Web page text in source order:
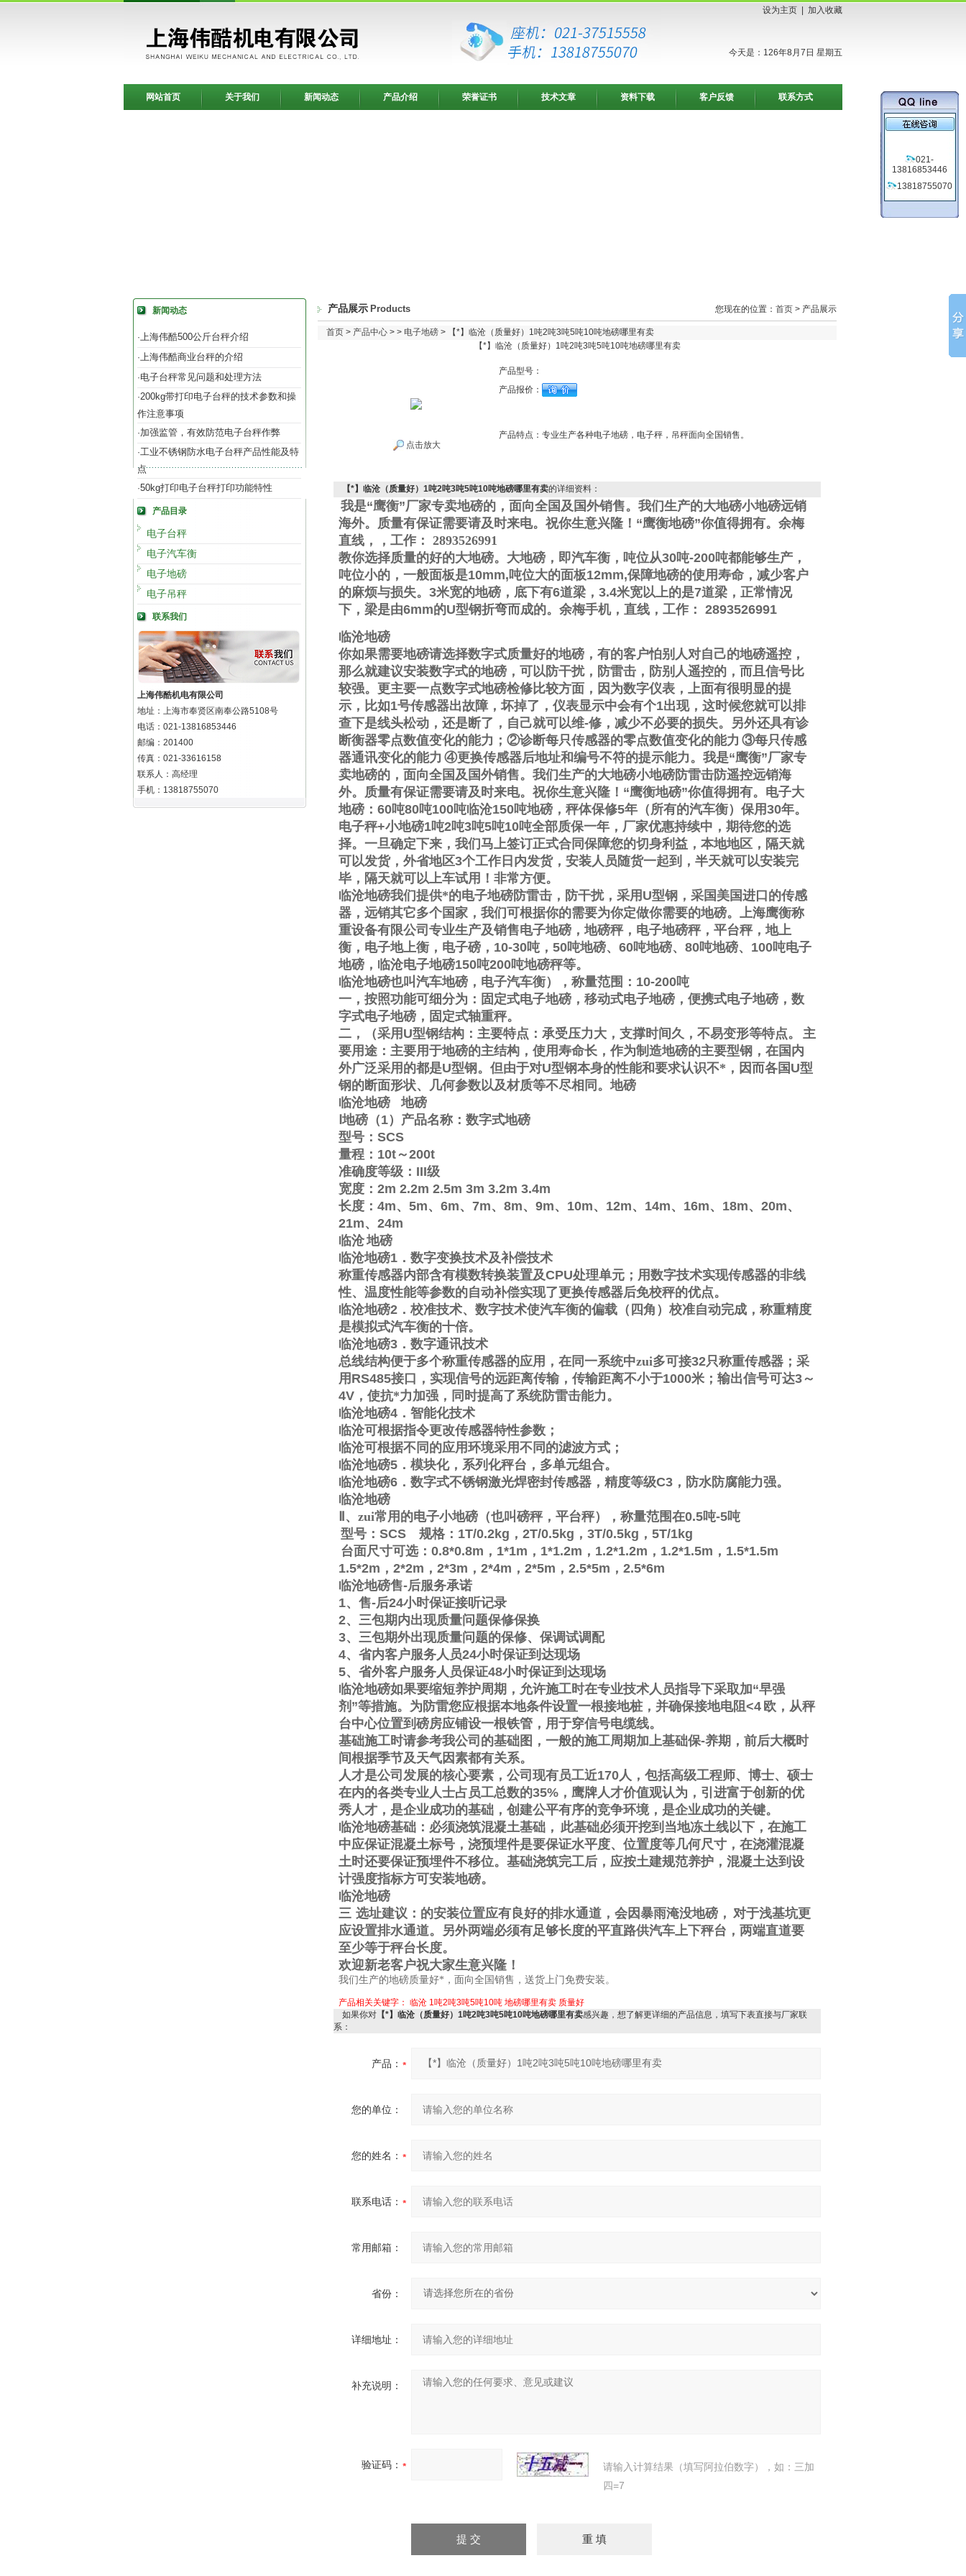
设为主页 加入收藏
今天是：126年8月7日 星期五
网站首页 关于我们 新闻动态 产品介绍 荣誉证书 技术文章 资料下载 客户反馈 联系方式
新闻动态
·上海伟酷500公斤台秤介绍
·上海伟酷商业台秤的介绍
·电子台秤常见问题和处理方法
·200kg带打印电子台秤的技术参数和操
作注意事项
·加强监管，有效防范电子台秤作弊
·工业不锈钢防水电子台秤产品性能及特
点
·50kg打印电子台秤打印功能特性
产品目录
电子台秤
电子汽车衡
电子地磅
电子吊秤
联系我们
上海伟酷机电有限公司
地址：上海市奉贤区南奉公路5108号
电话：021-13816853446
邮编：201400
传真：021-33616158
联系人：高经理
手机：13818755070
产品展示 Products 您现在的位置： 首页 > 产品展示
首页 > 产品中心 > > 电子地磅 > 【*】临沧（质量好）1吨2吨3吨5吨10吨地磅哪里有卖
【*】临沧（质量好）1吨2吨3吨5吨10吨地磅哪里有卖
点击放大
产品型号：
产品报价：
产品特点： 专业生产各种电子地磅，电子秤，吊秤面向全国销售。
【*】临沧（质量好）1吨2吨3吨5吨10吨地磅哪里有卖的详细资料：
我是“鹰衡”厂家专卖地磅的，面向全国及国外销售。我们生产的大地磅小地磅远销
海外。质量有保证需要请及时来电。祝你生意兴隆！“鹰衡地磅”你值得拥有。 余梅
直线 ， ，工作 ： 2893526991
教你选择质量的好的大地磅。大地磅，即汽车衡，吨位从30吨-200吨都能够生产，
吨位小的，一般面板是10mm,吨位大的面板12mm,保障地磅的使用寿命，减少客户
的麻烦与损失。 3米宽的地磅，底下有6道梁， 3.4米宽以上的是7道梁，正常情况
下，梁是由6mm的U型钢折弯而成的。 余梅手机，直线 ，工作 ： 2893526991
临沧地磅
你如果需要地磅请选择数字式质量好的地磅，有的客户怕别人对自己的地磅遥控，
那么就建议安装数字式的地磅，可以防干扰，防雷击，防别人遥控的，而且信号比
较强。更主要一点数字式地磅检修比较方面，因为数字仪表，上面有很明显的提
示，比如1号传感器出故障，坏掉了，仪表显示中会有个1出现，这时候您就可以排
查下是线头松动，还是断了，自己就可以维-修，减少不必要的损失。另外还具有诊
断衡器零点数值变化的能力； ②诊断每只传感器的零点数值变化的能力 ③每只传感
器通讯变化的能力 ④更换传感器后地址和编号不符的提示能力。我是“鹰衡”厂家专
卖地磅的，面向全国及国外销售。我们生产的大地磅小地磅防雷击防遥控远销海
外。质量有保证需要请及时来电。祝你生意兴隆！ “鹰衡地磅”你值得拥有。电子大
地磅： 60吨80吨100吨临沧150吨地磅，秤体保修5年（所有的汽车衡）保用30年。
电子秤+小地磅1吨2吨3吨5吨10吨全部质保一年，厂家优惠持续中，期待您的选
择。一旦确定下来，我们马上签订正式合同保障您的切身利益，本地地区，隔天就
可以发货，外省地区3个工作日内发货，安装人员随货一起到，半天就可以安装完
毕，隔天就可以上车试用！非常方便。
临沧地磅我们提供*的电子地磅防雷击，防干扰，采用 U型钢，采国美国进口的传感
器，远销其它多个国家，我们可根据你的需要为你定做你需要的地磅。上海鹰衡称
重设备有限公司专业生产及销售电子地磅，地磅秤，电子地磅秤，平台秤，地上
衡，电子地上衡，电子磅， 10-30吨， 50吨地磅、 60吨地磅、 80吨地磅、 100吨电子
地磅，临沧电子地磅150吨200吨地磅秤等。
临沧地磅也叫汽车地磅，电子汽车衡），称量范围： 10-200吨
一，按照功能可细分为：固定式电子地磅，移动式电子地磅，便携式电子地磅，数
字式电子地磅，固定式轴重秤。
二，（采用 U型钢结构：主要特点：承受压力大，支撑时间久，不易变形等特点。
主
要用途：主要用于地磅的主结构，使用寿命长，作为制造地磅的主要型钢，在国内
外广泛采用的都是U型钢。但由于对U型钢本身的性能和要求认识不*，因而各国 U型
钢的断面形状、几何参数以及材质等不尽相同。地磅
临沧地磅
地磅
地磅（1）产品名称：数字式地磅
型号： SCS
量程： 10t～200t
准确度等级： III级
宽度： 2m 2.2m 2.5m 3m 3.2m 3.4m
长度： 4m、 5m、 6m、 7m、 8m、 9m、 10m、 12m、 14m、 16m、 18m、 20m、
21m、 24m
临沧地磅
临沧地磅1 ．数字变换技术及补偿技术
称重传感器内部含有模数转换装置及CPU处理单元；用数字技术实现传感器的非线
性、温度性能等参数的自动补偿实现了更换传感器后免校秤的优点。
临沧地磅2 ．校准技术、数字技术使汽车衡的偏载（四角）校准自动完成，称重精度
是模拟式汽车衡的十倍。
临沧地磅3 ．数字通讯技术
总线结构便于多个称重传感器的应用，在同一系统中zui多可接32只称重传感器；采
用 RS485接口，实现信号的远距离传输，传输距离不小于1000米；输出信号可达3～
4V ，使抗*力加强，同时提高了系统防雷击能力。
临沧地磅4 ．智能化技术
临沧可根据指令更改传感器特性参数；
临沧可根据不同的应用环境采用不同的滤波方式；
临沧地磅5 ．模块化，系列化秤台，多单元组合。
临沧地磅6 ．数字式不锈钢激光焊密封传感器，精度等级C3 ，防水防腐能力强。
临沧地磅
、zui常用的电子小地磅（也叫磅秤，平台秤），称量范围在0.5吨-5吨
型号： SCS 规格： 1T/0.2kg ， 2T/0.5kg ， 3T/0.5kg ， 5T/1kg
台面尺寸可选： 0.8*0.8m ， 1*1m ， 1*1.2m ， 1.2*1.2m ， 1.2*1.5m ， 1.5*1.5m
1.5*2m ， 2*2m ， 2*3m ， 2*4m ， 2*5m ， 2.5*5m ， 2.5*6m
临沧地磅售-后服务承诺
1、售-后24小时保证接听记录
2、三包期内出现质量问题保修保换
3、三包期外出现质量问题的保修、保调试调配
4、省内客户服务人员24小时保证到达现场
5、省外客户服务人员保证48小时保证到达现场
临沧地磅如果要缩短养护周期，允许施工时在专业技术人员指导下采取加“早强
剂 ”等措施。为防雷您应根据本地条件设置一根接地桩，并确保接地电阻<4 欧，从秤
台中心位置到磅房应铺设一根铁管，用于穿信号电缆线。
基础施工时请参考我公司的基础图，一般的施工周期加上基础保-养期，前后大概时
间根据季节及天气因素都有关系。
人才是公司发展的核心要素，公司现有员工近170人，包括高级工程师、博士、硕士
在内的各类专业人士占员工总数的35% ，鹰牌人才价值观认为，引进富于创新的优
秀人才，是企业成功的基础，创建公平有序的竞争环境，是企业成功的关键。
临沧地磅基础：必须浇筑混凝土基础， 此基础必须开挖到当地冻土线以下，在施工
中应保证混凝土标号，浇预埋件是要保证水平度、位置度等几何尺寸，在浇灌混凝
土时还要保证预埋件不移位。基础浇筑完工后，应按土建规范养护，混凝土达到设
计强度指标方可安装地磅。
临沧地磅
三 选址建议：的安装位置应有良好的排水通道，会因暴雨淹没地磅， 对于浅基坑更
应设置排水通道。另外两端必须有足够长度的平直路供汽车上下秤台，两端直道要
至少等于秤台长度。
欢迎新老客户祝大家生意兴隆！
我们生产的地磅质量好*，面向全国销售，送货上门免费安装。
产品相关关键字： 临沧 1吨2吨3吨5吨10吨 地磅哪里有卖 质量好
如果你对 【*】临沧（质量好）1吨2吨3吨5吨10吨地磅哪里有卖感兴趣，想了解更详细的产品信息，填写下表直接与厂家联
系：
产品：
您的单位：
您的姓名：
联系电话：
常用邮箱：
省份：
详细地址：
补充说明：
验证码：
请输入计算结果（填写阿拉伯数字），如：三加
四=7
021-
13816853446
13818755070